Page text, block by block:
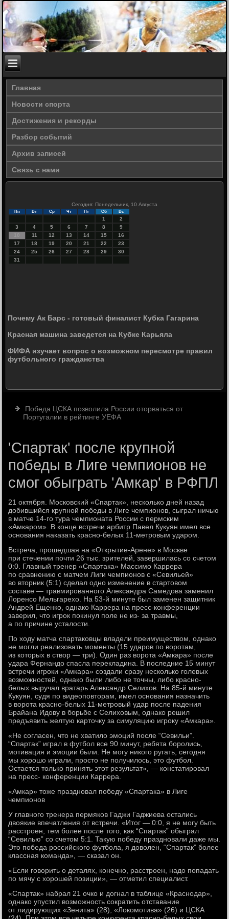
Главная
Новости спорта
Достижения и рекорды
Разбор событий
Архив записей
Связь с нами
Сегодня: Понедельник, 10 Августа
Пн Вт Ср Чт Пт Сб Вс
1
2
3
4 5 6 7 8
9
10
11 12 13 14 15
16
17
18 19 20 21 22
23
24
25 26 27 28 29
30
31
Почему Ак Барс - готовый финалист Кубка Гагарина
Красная машина заведется на Кубке Карьяла
ФИФА изучает вопрос о возможном пересмотре правил
футбольного гражданства
Победа ЦСКА позволила России оторваться от
Португалии в рейтинге УЕФА
'Спартак' после крупной
победы в Лиге чемпионов не
смог обыграть 'Амкар' в РФПЛ
21 октября. Московский «Спартак», несколько дней назад
добившийся крупной победы в Лиге чемпионов, сыграл ничью
в матче 14-го тура чемпионата России с пермским
«Амкаром». В конце встречи арбитр Павел Кукуян имел все
основания наказать красно-белых 11-метровым ударом.
Встреча, прошедшая на «Открытие-Арене» в Москве
при стечении почти 26 тыс. зрителей, завершилась со счетом
0:0. Главный тренер «Спартака» Массимо Каррера
по сравнению с матчем Лиги чемпионов с «Севильей»
во вторник (5:1) сделал одно изменение в стартовом
составе — травмированного Александра Самедова заменил
Лоренсо Мельгарехо. На 53-й минуте был заменен защитник
Андрей Ещенко, однако Каррера на пресс-конференции
заверил, что игрок покинул поле не из- за травмы,
а по причине усталости.
По ходу матча спартаковцы владели преимуществом, однако
не могли реализовать моменты (15 ударов по воротам,
из которых в створ — три). Один раз ворота «Амкара» после
удара Фернандо спасла перекладина. В последние 15 минут
встречи игроки «Амкара» создали сразу несколько голевых
возможностей, однако были либо не точны, либо красно-
белых выручал вратарь Александр Селихов. На 85-й минуте
Кукуян, судя по видеоповторам, имел основания назначить
в ворота красно-белых 11-метровый удар после падения
Брайана Идову в борьбе с Селиховым, однако решил
предъявить желтую карточку за симуляцию игроку «Амкара».
«Не согласен, что не хватило эмоций после “Севильи”.
“Спартак” играл в футбол все 90 минут, ребята боролись,
мотивация и эмоции были. Не могу никого ругать, сегодня
мы хорошо играли, просто не получилось, это футбол.
Остается только принять этот результат», — констатировал
на пресс- конференции Каррера.
«Амкар» тоже праздновал победу «Спартака» в Лиге
чемпионов
У главного тренера пермяков Гаджи Гаджиева остались
двоякие впечатления от встречи. «Итог — 0:0, я не могу быть
расстроен, тем более после того, как “Спартак” обыграл
“Севилью” со счетом 5:1. Такую победу праздновали даже мы.
Это победа российского футбола, я доволен, “Спартак” более
классная команда», — сказал он.
«Если говорить о деталях, конечно, расстроен, надо попадать
по мячу с хорошей позиции», — отметил специалист.
«Спартак» набрал 21 очко и догнал в таблице «Краснодар»,
однако упустил возможность сократить отставание
от лидирующих «Зенита» (28), «Локомотива» (26) и ЦСКА